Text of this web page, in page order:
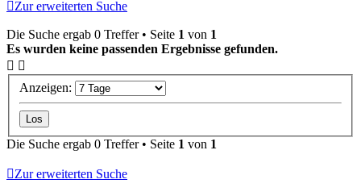
Zur erweiterten Suche
Die Suche ergab 0 Treffer • Seite 1 von 1
Es wurden keine passenden Ergebnisse gefunden.
Anzeigen:
Die Suche ergab 0 Treffer • Seite 1 von 1
Zur erweiterten Suche